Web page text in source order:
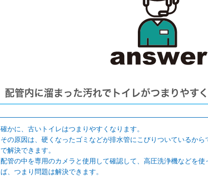
配管内に溜まった汚れでトイレがつまりやす
確かに、古いトイレはつまりやすくなります。
その原因は、硬くなったゴミなどが排水管にこびりついているか
で解決できます。
配管の中を専用のカメラと使用して確認して、高圧洗浄機などを
ば、つまり問題は解決できます。